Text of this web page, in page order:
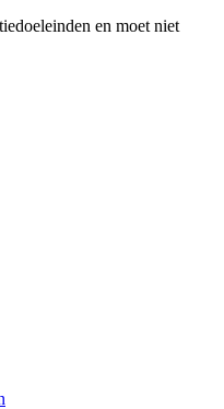
en moet niet